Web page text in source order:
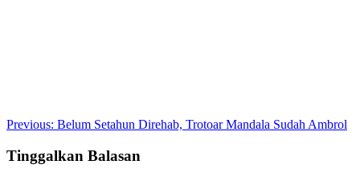
Post
navigation
Previous: Belum Setahun Direhab, Trotoar Mandala Sudah Ambrol
Tinggalkan Balasan